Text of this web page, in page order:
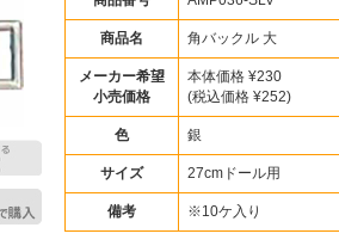
商品名 角バックル 大
メーカー希望
小売価格
本体価格 ¥230
(税込価格 ¥252)
色 銀
サイズ 27cmドール用
備考 ※10ケ入り